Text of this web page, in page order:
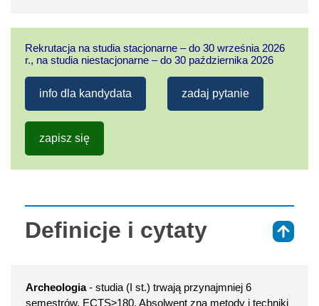
Rekrutacja na studia stacjonarne – do 30 września 2026
r., na studia niestacjonarne – do 30 października 2026
info dla kandydata zadaj pytanie
zapisz się
Definicje i cytaty
Archeologia- studia (I st.) trwają przynajmniej 6
semestrów, ECTS≥180. Absolwent zna metody i techniki